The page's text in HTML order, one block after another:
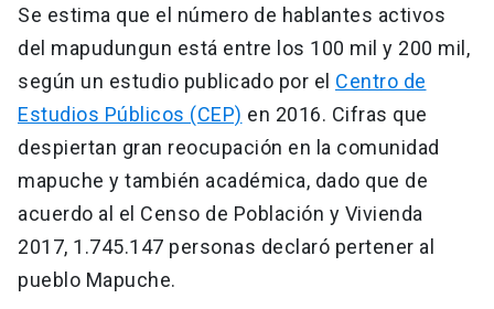
Se estima que el número de hablantes activos
del mapudungun está entre los 100 mil y 200 mil,
según un estudio publicado por el Centro de
Estudios Públicos (CEP) en 2016. Cifras que
despiertan gran reocupación en la comunidad
mapuche y también académica, dado que de
acuerdo al el Censo de Población y Vivienda
2017, 1.745.147 personas declaró pertener al
pueblo Mapuche.